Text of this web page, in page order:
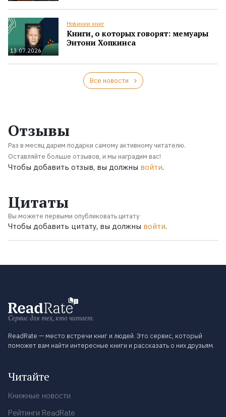
13.07.2026
Новинки книг
Книги, о которых говорят: мемуары
Энтони Хопкинса
Все новости
Отзывы
Раз в месяц дарим подарки самому активному читателю.
Оставляйте больше отзывов, и мы наградим вас!
Чтобы добавить отзыв, вы должны войти.
Цитаты
Вы можете первыми опубликовать цитату
Чтобы добавить цитату, вы должны войти.
Сервис для тех, кто читает.
ReadRate — место встречи книг и людей. Это сервис, который
поможет вам найти интересные книги и рассказать о них друзьям.
Читайте
Книжные новости
Рейтинги ReadRate